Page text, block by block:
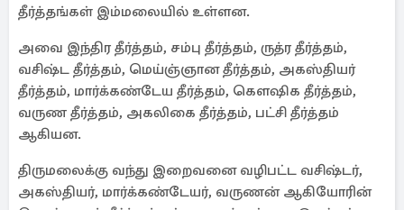
தீர்த்தங்கள் இம்மலையில் உள்ளன.
அவை இந்திர தீர்த்தம், சம்பு தீர்த்தம், ருத்ர தீர்த்தம்,
வசிஷ்ட தீர்த்தம், மெய்ஞ்ஞான தீர்த்தம், அகஸ்தியர்
தீர்த்தம், மார்க்கண்டேய தீர்த்தம், கௌஷிக தீர்த்தம்,
வருண தீர்த்தம், அகலிகை தீர்த்தம், பட்சி தீர்த்தம்
ஆகியன.
திருமலைக்கு வந்து இறைவனை வழிபட்ட வசிஷ்டர்,
அகஸ்தியர், மார்க்கண்டேயர், வருணன் ஆகியோரின்